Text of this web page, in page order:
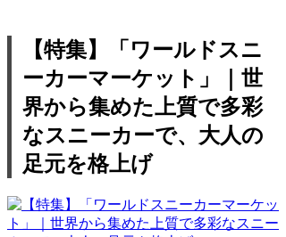
【特集】「ワールドスニ
ーカーマーケット」｜世
界から集めた上質で多彩
なスニーカーで、大人の
足元を格上げ